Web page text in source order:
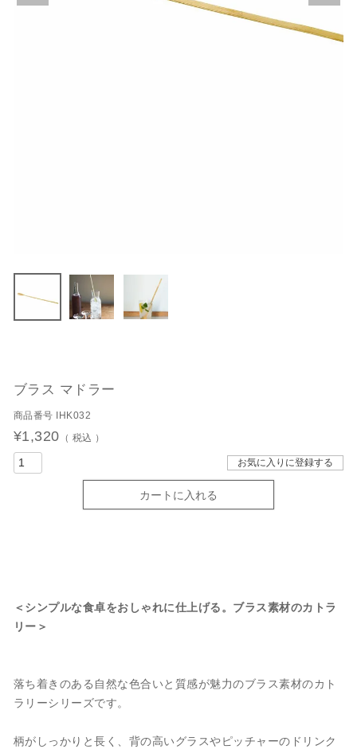
ブラス マドラー
商品番号 IHK032
¥1,320 税込
お気に入りに登録する
カートに入れる
＜シンプルな食卓をおしゃれに仕上げる。ブラス素材のカトラ
リー＞
落ち着きのある自然な色合いと質感が魅力のブラス素材のカト
ラリーシリーズです。
柄がしっかりと長く、背の高いグラスやピッチャーのドリンク